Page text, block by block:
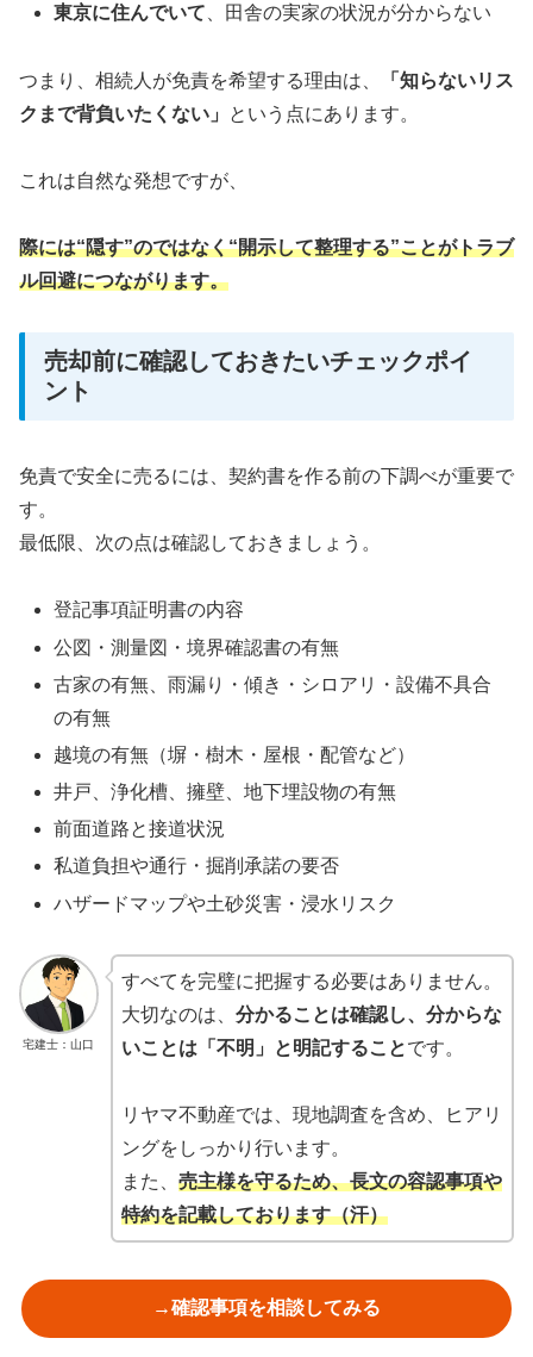
東京に住んでいて 、田舎の実家の状況が分からない
つまり、相続人が免責を希望する理由は、
「知らないリス
クまで背負いたくない」
という点にあります。
これは自然な発想ですが、
際には“隠す”のではなく“開示して整理する”ことがトラブ
ル回避につながります。
売却前に確認しておきたいチェックポイ
ント
免責で安全に売るには、契約書を作る前の下調べが重要で
す。
最低限、次の点は確認しておきましょう。
登記事項証明書の内容
公図・測量図・境界確認書の有無
古家の有無、雨漏り・傾き・シロアリ・設備不具合
の有無
越境の有無（塀・樹木・屋根・配管など）
井戸、浄化槽、擁壁、地下埋設物の有無
前面道路と接道状況
私道負担や通行・掘削承諾の要否
ハザードマップや土砂災害・浸水リスク
宅建士：山口
すべてを完璧に把握する必要はありません。
大切なのは、 分かることは確認し、分からな
いことは「不明」と明記することです。
リヤマ不動産では、現地調査を含め、ヒアリ
ングをしっかり行います。
また、 売主様を守るため、長文の容認事項や
特約を記載しております（汗）
→確認事項を相談してみる